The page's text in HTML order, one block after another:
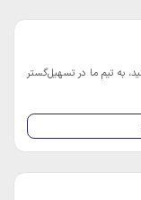
به تیم ما در تسهیل‌گستر